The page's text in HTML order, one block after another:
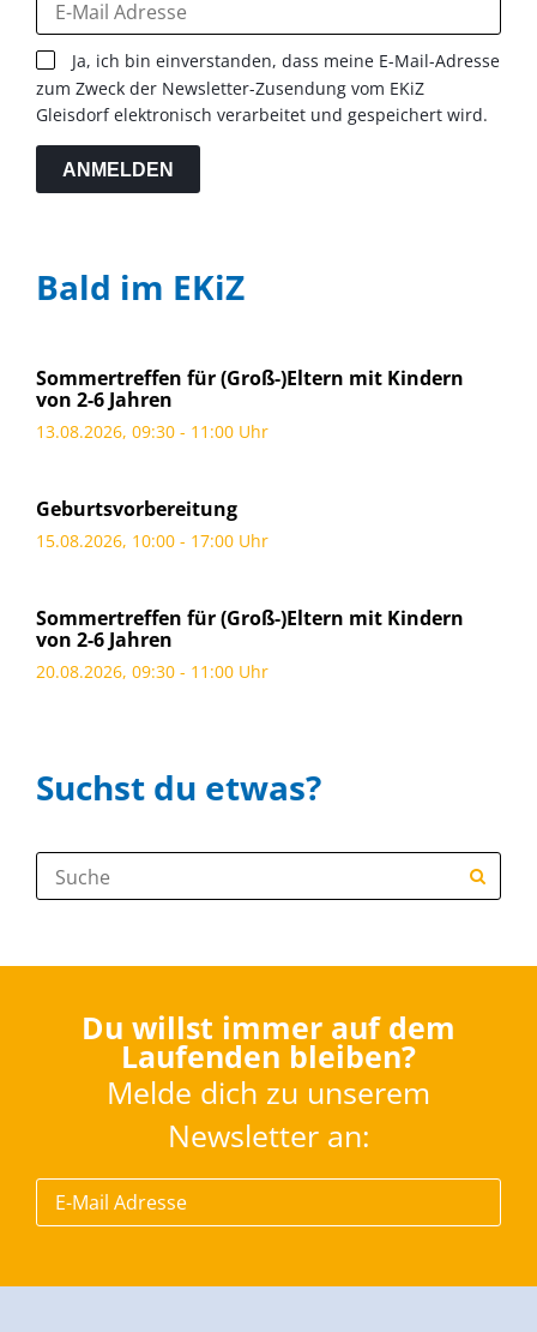
Ja, ich bin einverstanden, dass meine E-Mail-Adresse
zum Zweck der Newsletter-Zusendung vom EKiZ
Gleisdorf elektronisch verarbeitet und gespeichert wird.
ANMELDEN
Bald im EKiZ
Sommertreffen für (Groß-)Eltern mit Kindern
von 2-6 Jahren
13.08.2026, 09:30 - 11:00 Uhr
Geburtsvorbereitung
15.08.2026, 10:00 - 17:00 Uhr
Sommertreffen für (Groß-)Eltern mit Kindern
von 2-6 Jahren
20.08.2026, 09:30 - 11:00 Uhr
Suchst du etwas?
Suche:
Du willst immer auf dem
Laufenden bleiben?
Melde dich zu unserem
Newsletter an: